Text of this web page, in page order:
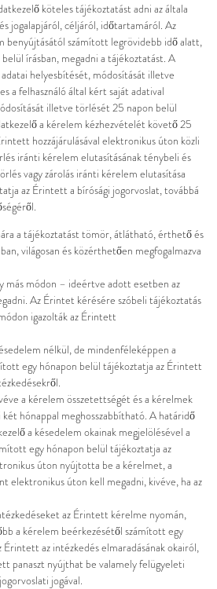
köteles tájékoztatást adni az általa
jogalapjáról, céljáról, időtartamáról. Az
benyújtásától számított legrövidebb idő alatt,
írásban, megadni a tájékoztatást. A
helyesbítését, módosítását illetve
a felhasználó által kért saját adatival
illetve törlését 25 napon belül
a kérelem kézhezvételét követő 25
hozzájárulásával elektronikus úton közli
iránti kérelem elutasításának ténybeli és
vagy zárolás iránti kérelem elutasítása
az Érintett a bírósági jogorvoslat, továbbá
a tájékoztatást tömör, átlátható, érthető és
világosan és közérthetően megfogalmazva
más módon – ideértve adott esetben az
Az Érintet kérésére szóbeli tájékoztatás
igazolták az Érintett
nélkül, de mindenféleképpen a
egy hónapon belül tájékoztatja az Érintett
a kérelem összetettségét és a kérelmek
hónappal meghosszabbítható. A határidő
a késedelem okainak megjelölésével a
egy hónapon belül tájékoztatja az
úton nyújtotta be a kérelmet, a
elektronikus úton kell megadni, kivéve, ha az
az Érintett kérelme nyomán,
a kérelem beérkezésétől számított egy
az intézkedés elmaradásának okairól,
panaszt nyújthat be valamely felügyeleti
jogával.